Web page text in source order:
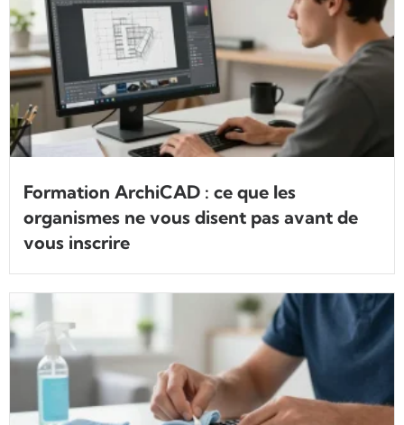
Formation ArchiCAD : ce que les
organismes ne vous disent pas avant de
vous inscrire